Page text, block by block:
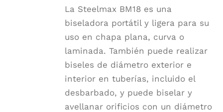
La Steelmax BM18 es una
biseladora portátil y ligera para su
uso en chapa plana, curva o
laminada. También puede realizar
biseles de diámetro exterior e
interior en tuberías, incluido el
desbarbado, y puede biselar y
avellanar orificios con un diámetro